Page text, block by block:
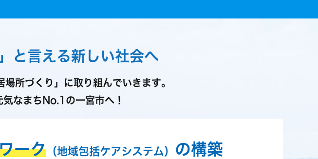
と言える新しい社会へ
所づくり」に取り組んでいきます。
なまちNo.1の一宮市へ！
ーク （地域包括ケアシステム） の構築